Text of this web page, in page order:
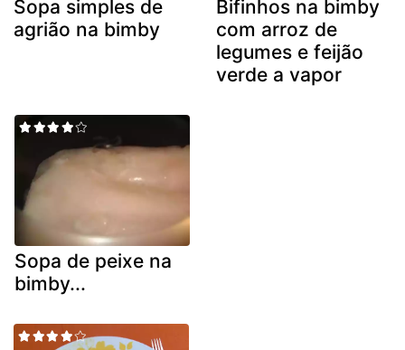
Sopa simples de
agrião na bimby
Bifinhos na bimby
com arroz de
legumes e feijão
verde a vapor
Sopa de peixe na
bimby...